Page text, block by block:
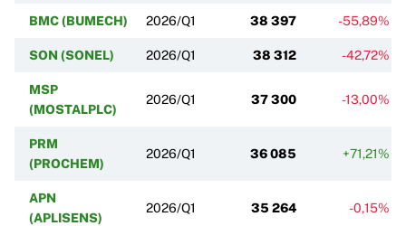
BMC (BUMECH) 2026/Q1 38 397 -55,89%
SON (SONEL) 2026/Q1 38 312 -42,72%
MSP
(MOSTALPLC)
2026/Q1 37 300 -13,00%
PRM
(PROCHEM)
2026/Q1 36 085 +71,21%
APN
(APLISENS)
2026/Q1 35 264 -0,15%